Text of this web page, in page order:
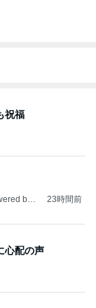
祝福
by
23時間前
心配の声